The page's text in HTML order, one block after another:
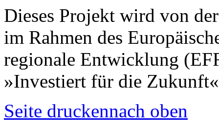
Dieses Projekt wird von
im Rahmen des
regionale Entwicklung
»Investiert für die Zukunft«
Seite druckennach oben